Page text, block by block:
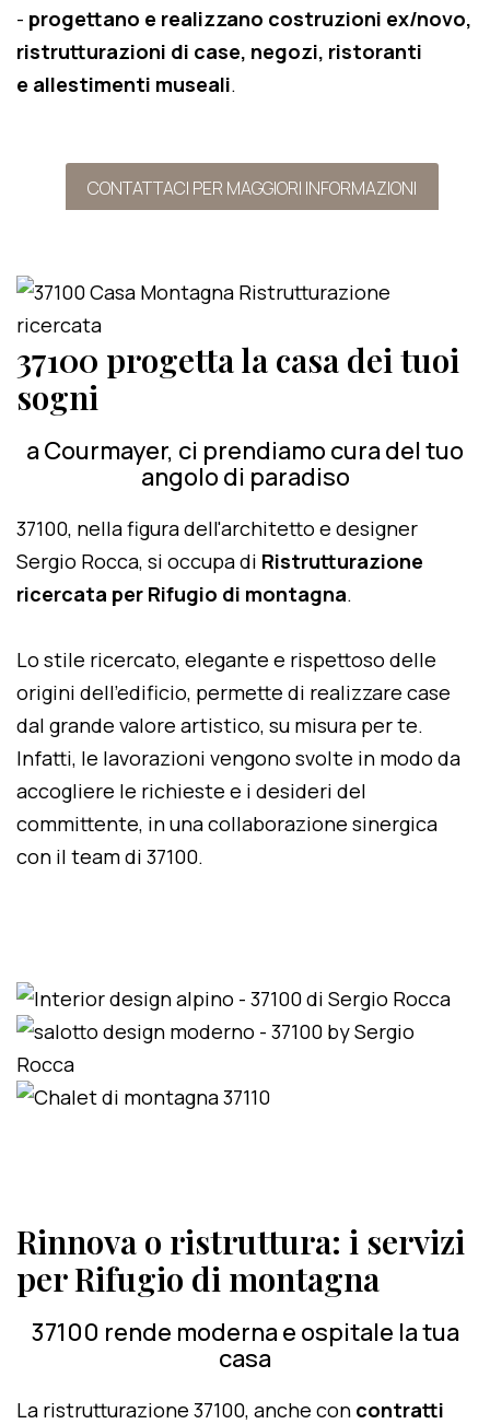
- progettano e realizzano costruzioni ex/novo,
ristrutturazioni di case, negozi, ristoranti
e allestimenti museali.
CONTATTACI PER MAGGIORI INFORMAZIONI
37100 progetta la casa dei tuoi
sogni
a Courmayer, ci prendiamo cura del tuo
angolo di paradiso
37100, nella figura dell'architetto e designer
Sergio Rocca, si occupa di Ristrutturazione
ricercata per Rifugio di montagna.
Lo stile ricercato, elegante e rispettoso delle
origini dell'edificio, permette di realizzare case
dal grande valore artistico, su misura per te.
Infatti, le lavorazioni vengono svolte in modo da
accogliere le richieste e i desideri del
committente, in una collaborazione sinergica
con il team di 37100.
Rinnova o ristruttura: i servizi
per Rifugio di montagna
37100 rende moderna e ospitale la tua
casa
La ristrutturazione 37100, anche con contratti